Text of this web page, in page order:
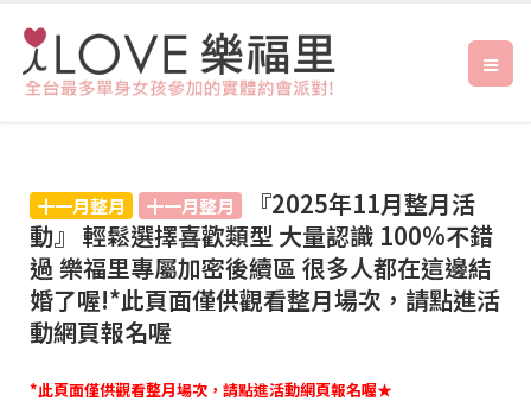
十一月整月 十一月整月
『2025年11月整月活
動』 輕鬆選擇喜歡類型 大量認識 100%不錯
過 樂福里專屬加密後續區 很多人都在這邊結
婚了喔!*此頁面僅供觀看整月場次，請點進活
動網頁報名喔
*此頁面僅供觀看整月場次，請點進活動網頁報名喔★